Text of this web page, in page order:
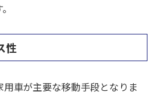
性
車が主要な移動手段となりま